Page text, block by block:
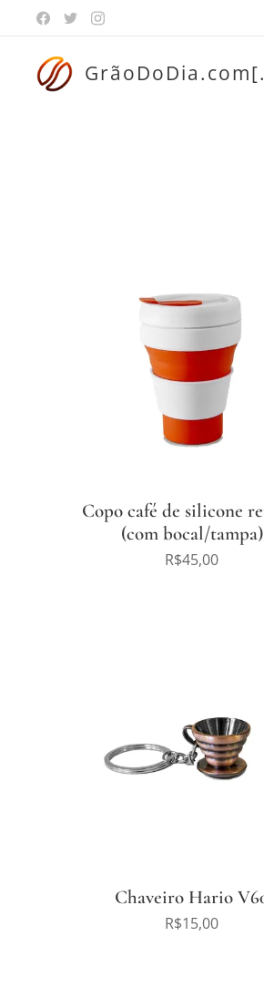
Copo café de silicone
(com bocal/tampa)
R$45,00
Chaveiro Hario
R$15,00